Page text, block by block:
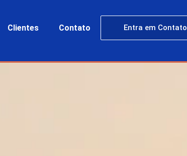
Clientes Contato Entra em Contato